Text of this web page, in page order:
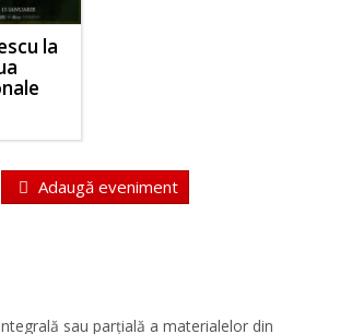
la
Adaugă eveniment
sau parţială a materialelor din